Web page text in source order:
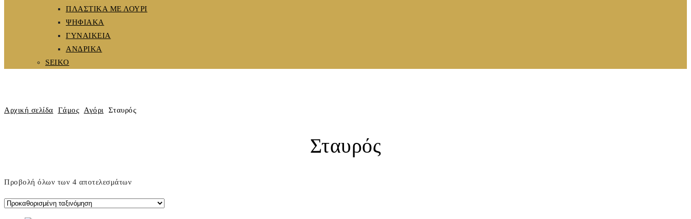
ΠΛΑΣΤΙΚΑ ΜΕ ΛΟΥΡΙ
ΨΗΦΙΑΚΑ
ΓΥΝΑΙΚΕΙΑ
ΑΝΔΡΙΚΑ
SEIKO
Αρχική σελίδα Γάμος Αγόρι Σταυρός
Σταυρός
Προβολή όλων των 4 αποτελεσμάτων